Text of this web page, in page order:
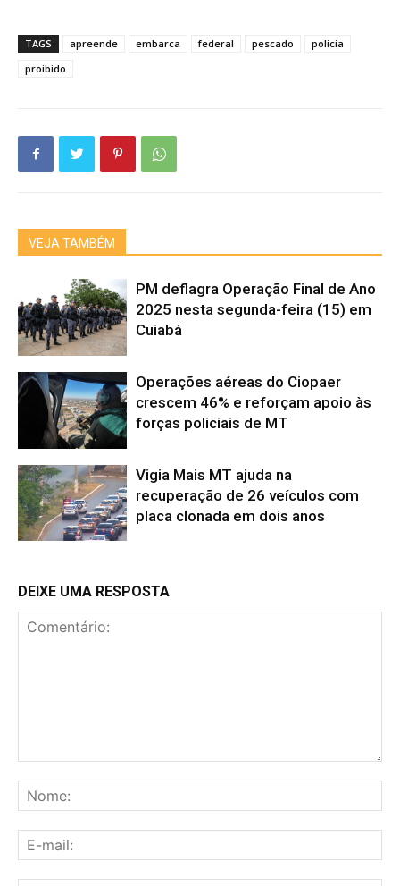
TAGS apreende embarca federal pescado
policia
proibido
VEJA TAMBÉM
PM deflagra Operação Final de Ano
2025 nesta segunda-feira (15) em
Cuiabá
Operações aéreas do Ciopaer
crescem 46% e reforçam apoio às
forças policiais de MT
Vigia Mais MT ajuda na
recuperação de 26 veículos com
placa clonada em dois anos
DEIXE UMA RESPOSTA